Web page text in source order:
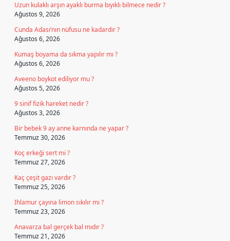
Uzun kulaklı arşın ayaklı burma bıyıklı bilmece nedir ?
Ağustos 9, 2026
Cunda Adası’nın nüfusu ne kadardır ?
Ağustos 6, 2026
Kumaş boyama da sıkma yapılır mı ?
Ağustos 6, 2026
Aveeno boykot ediliyor mu ?
Ağustos 5, 2026
9 sinif fizik hareket nedir ?
Ağustos 3, 2026
Bir bebek 9 ay anne karnında ne yapar ?
Temmuz 30, 2026
Koç erkeği sert mi ?
Temmuz 27, 2026
Kaç çeşit gazı vardır ?
Temmuz 25, 2026
Ihlamur çayına limon sıkılır mı ?
Temmuz 23, 2026
Anavarza bal gerçek bal mıdır ?
Temmuz 21, 2026